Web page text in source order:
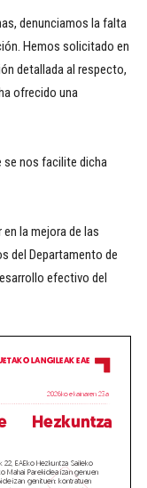
denunciamos la falta
Hemos solicitado en
detallada al respecto,
ofrecido una
se nos facilite dicha
la mejora de las
del Departamento de
efectivo del